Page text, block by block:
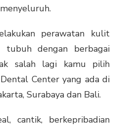
perawatan kulit
tubuh dengan berbagai
salah lagi kamu pilih
Center yang ada di
Surabaya dan Bali.
cantik, berkepribadian